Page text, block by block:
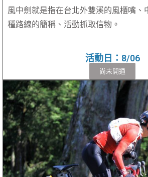
風中劍就是指在台北外雙溪的風櫃嘴、
種路線的簡稱、活動抓取信物。
活動日：8/06
尚未開通